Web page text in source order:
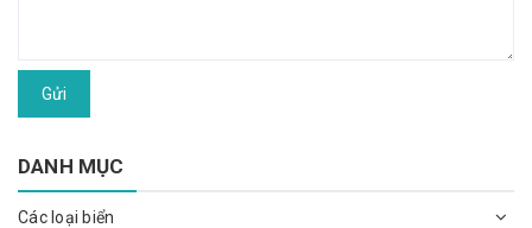
Gửi
DANH MỤC
Các loại biển